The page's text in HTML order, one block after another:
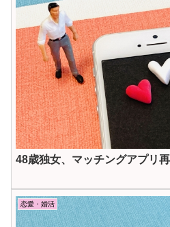
48歳独女、マッチングアプリ
恋愛・婚活